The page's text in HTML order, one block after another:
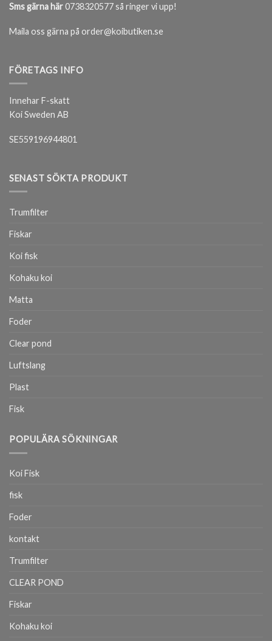
Sms gärna här0738320577 så ringer vi upp!
Maila oss gärna på order@koibutiken.se
FÖRETAGS INFO
Innehar F-skatt
Koi Sweden AB
SE559196944801
SENAST SÖKTA PRODUKT
Trumfilter
Fiskar
Koi fisk
Kohaku koi
Matta
Foder
Clear pond
Luftslang
Plast
Fisk
POPULÄRA SÖKNINGAR
Koi Fisk
fisk
Foder
kontakt
Trumfilter
CLEAR POND
Fiskar
Kohaku koi